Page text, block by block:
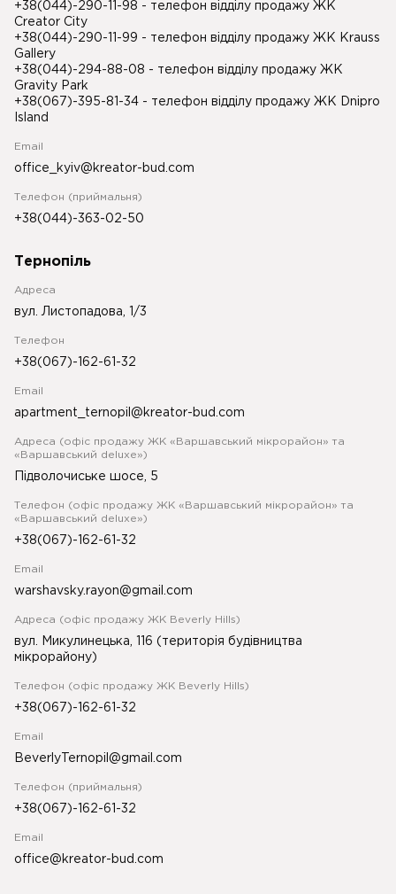
+38(044)-290-11-98 - телефон відділу продажу ЖК
Creator City
+38(044)-290-11-99 - телефон відділу продажу ЖК Krauss
Gallery
+38(044)-294-88-08 - телефон відділу продажу ЖК
Gravity Park
+38(067)-395-81-34 - телефон відділу продажу ЖК Dnipro
Island
Email
office_kyiv@kreator-bud.com
Телефон (приймальня)
+38(044)-363-02-50
Тернопіль
Адреса
вул. Листопадова, 1/3
Телефон
+38(067)-162-61-32
Email
apartment_ternopil@kreator-bud.com
Адреса (офіс продажу ЖК «Варшавський мікрорайон» та
«Варшавський deluxe»)
Підволочиське шосе, 5
Телефон (офіс продажу ЖК «Варшавський мікрорайон» та
«Варшавський deluxe»)
+38(067)-162-61-32
Email
warshavsky.rayon@gmail.com
Адреса (офіс продажу ЖК Beverly Hills)
вул. Микулинецька, 116 (територія будівництва
мікрорайону)
Телефон (офіс продажу ЖК Beverly Hills)
+38(067)-162-61-32
Email
BeverlyTernopil@gmail.com
Телефон (приймальня)
+38(067)-162-61-32
Email
office@kreator-bud.com